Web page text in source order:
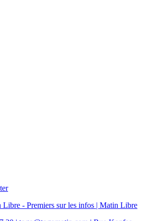
Libre - Premiers sur les infos | Matin Libre